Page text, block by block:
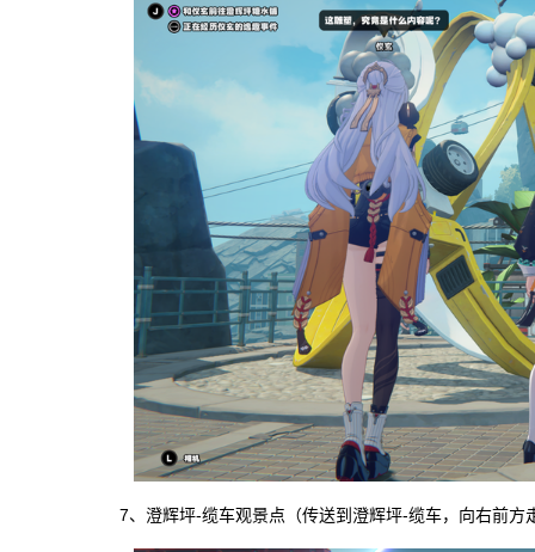
7、澄辉坪-缆车观景点（传送到澄辉坪-缆车，向右前方